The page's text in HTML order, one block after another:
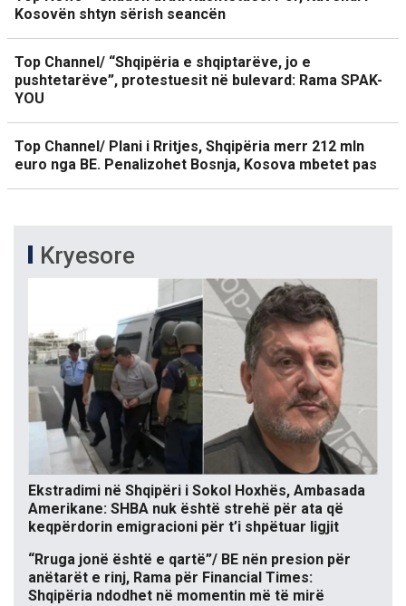
Kosovën shtyn sërish seancën
Top Channel/ “Shqipëria e shqiptarëve, jo e
pushtetarëve”, protestuesit në bulevard: Rama SPAK-
YOU
Top Channel/ Plani i Rritjes, Shqipëria merr 212 mln
euro nga BE. Penalizohet Bosnja, Kosova mbetet pas
Kryesore
Ekstradimi në Shqipëri i Sokol Hoxhës, Ambasada
Amerikane: SHBA nuk është strehë për ata që
keqpërdorin emigracioni për t’i shpëtuar ligjit
“Rruga jonë është e qartë”/ BE nën presion për
anëtarët e rinj, Rama për Financial Times:
Shqipëria ndodhet në momentin më të mirë